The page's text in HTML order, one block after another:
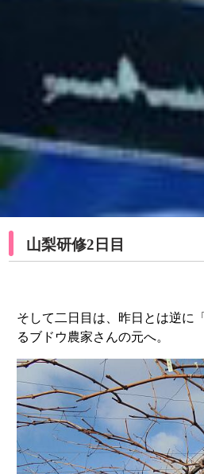
山梨研修2日目
そして二日目は、昨日とは逆に
るブドウ農家さんの元へ。